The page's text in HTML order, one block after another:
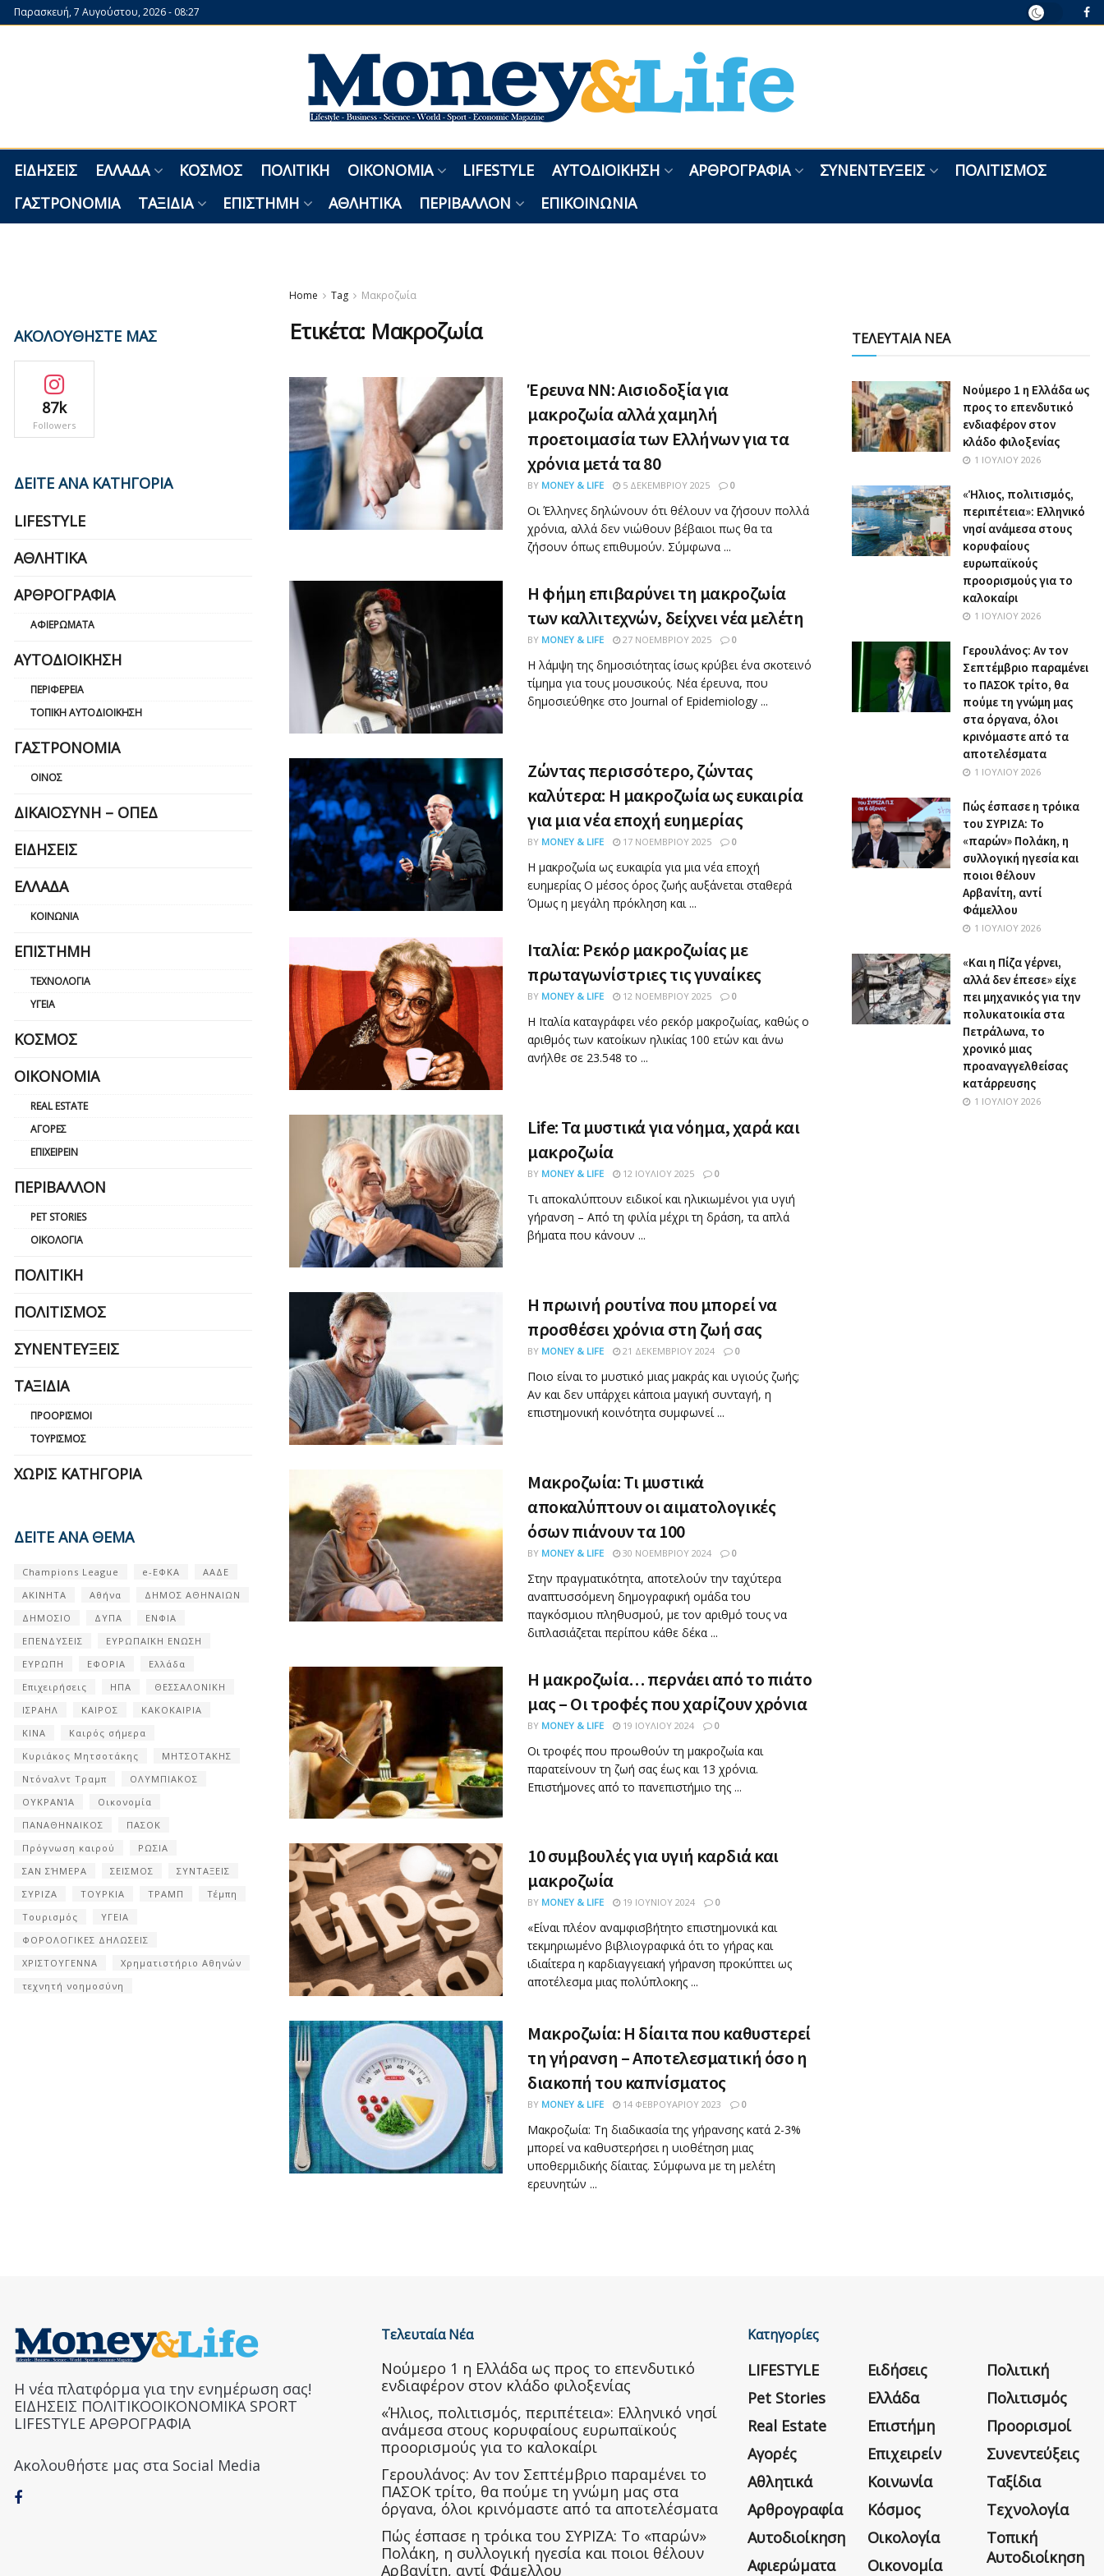
Παρασκευή, 7 Αυγούστου, 2026 - 08:27
ΕΙΔΉΣΕΙΣ ΕΛΛΆΔΑ ΚΌΣΜΟΣ ΠΟΛΙΤΙΚΉ ΟΙΚΟΝΟΜΊΑ LIFESTYLE ΑΥΤΟΔΙΟΊΚΗΣΗ ΑΡΘΡΟΓΡΑΦΊΑ ΣΥΝΕΝΤΕΎΞΕΙΣ
ΠΟΛΙΤΙΣΜΌΣ
ΓΑΣΤΡΟΝΟΜΊΑ
ΤΑΞΊΔΙΑ ΕΠΙΣΤΉΜΗ ΑΘΛΗΤΙΚΆ ΠΕΡΙΒΆΛΛΟΝ ΕΠΙΚΟΙΝΩΝΊΑ
Home Tag Μακροζωία
Ετικέτα: Μακροζωία
Έρευνα NN: Αισιοδοξία για
μακροζωία αλλά χαμηλή
προετοιμασία των Ελλήνων για τα
χρόνια μετά τα 80
BY MONEY & LIFE 5 ΔΕΚΕΜΒΡΊΟΥ 2025 0
Οι Έλληνες δηλώνουν ότι θέλουν να ζήσουν πολλά
χρόνια, αλλά δεν νιώθουν βέβαιοι πως θα τα
ζήσουν όπως επιθυμούν. Σύμφωνα ...
Η φήμη επιβαρύνει τη μακροζωία
των καλλιτεχνών, δείχνει νέα μελέτη
BY MONEY & LIFE 27 ΝΟΕΜΒΡΊΟΥ 2025 0
Η λάμψη της δημοσιότητας ίσως κρύβει ένα σκοτεινό
τίμημα για τους μουσικούς. Νέα έρευνα, που
δημοσιεύθηκε στο Journal of Epidemiology ...
Ζώντας περισσότερο, ζώντας
καλύτερα: Η μακροζωία ως ευκαιρία
για μια νέα εποχή ευημερίας
BY MONEY & LIFE 17 ΝΟΕΜΒΡΊΟΥ 2025 0
Η μακροζωία ως ευκαιρία για μια νέα εποχή
ευημερίας Ο μέσος όρος ζωής αυξάνεται σταθερά
Όμως η μεγάλη πρόκληση και ...
Ιταλία: Ρεκόρ μακροζωίας με
πρωταγωνίστριες τις γυναίκες
BY MONEY & LIFE 12 ΝΟΕΜΒΡΊΟΥ 2025 0
Η Ιταλία καταγράφει νέο ρεκόρ μακροζωίας, καθώς ο
αριθμός των κατοίκων ηλικίας 100 ετών και άνω
ανήλθε σε 23.548 το ...
Life: Τα μυστικά για νόημα, χαρά και
μακροζωία
BY MONEY & LIFE 12 ΙΟΥΛΊΟΥ 2025 0
Τι αποκαλύπτουν ειδικοί και ηλικιωμένοι για υγιή
γήρανση – Από τη φιλία μέχρι τη δράση, τα απλά
βήματα που κάνουν ...
Η πρωινή ρουτίνα που μπορεί να
προσθέσει χρόνια στη ζωή σας
BY MONEY & LIFE 21 ΔΕΚΕΜΒΡΊΟΥ 2024 0
Ποιο είναι το μυστικό μιας μακράς και υγιούς ζωής;
Αν και δεν υπάρχει κάποια μαγική συνταγή, η
επιστημονική κοινότητα συμφωνεί ...
Μακροζωία: Τι μυστικά
αποκαλύπτουν οι αιματολογικές
όσων πιάνουν τα 100
BY MONEY & LIFE 30 ΝΟΕΜΒΡΊΟΥ 2024 0
Στην πραγματικότητα, αποτελούν την ταχύτερα
αναπτυσσόμενη δημογραφική ομάδα του
παγκόσμιου πληθυσμού, με τον αριθμό τους να
διπλασιάζεται περίπου κάθε δέκα ...
Η μακροζωία… περνάει από το πιάτο
μας – Οι τροφές που χαρίζουν χρόνια
BY MONEY & LIFE 19 ΙΟΥΛΊΟΥ 2024 0
Οι τροφές που προωθούν τη μακροζωία και
παρατείνουν τη ζωή σας έως και 13 χρόνια.
Επιστήμονες από το πανεπιστήμιο της ...
10 συμβουλές για υγιή καρδιά και
μακροζωία
BY MONEY & LIFE 19 ΙΟΥΝΊΟΥ 2024 0
«Είναι πλέον αναμφισβήτητο επιστημονικά και
τεκμηριωμένο βιβλιογραφικά ότι το γήρας και
ιδιαίτερα η καρδιαγγειακή γήρανση προκύπτει ως
αποτέλεσμα μιας πολύπλοκης ...
Μακροζωία: Η δίαιτα που καθυστερεί
τη γήρανση – Αποτελεσματική όσο η
διακοπή του καπνίσματος
BY MONEY & LIFE 14 ΦΕΒΡΟΥΑΡΊΟΥ 2023 0
Μακροζωία: Τη διαδικασία της γήρανσης κατά 2-3%
μπορεί να καθυστερήσει η υιοθέτηση μιας
υποθερμιδικής δίαιτας. Σύμφωνα με τη μελέτη
ερευνητών ...
ΑΚΟΛΟΥΘΗΣΤΕ ΜΑΣ
87k
Followers
ΔΕΙΤΕ ΑΝΑ ΚΑΤΗΓΟΡΙΑ
LIFESTYLE
ΑΘΛΗΤΙΚΆ
ΑΡΘΡΟΓΡΑΦΊΑ
ΑΦΙΕΡΏΜΑΤΑ
ΑΥΤΟΔΙΟΊΚΗΣΗ
ΠΕΡΙΦΈΡΕΙΑ
ΤΟΠΙΚΉ ΑΥΤΟΔΙΟΊΚΗΣΗ
ΓΑΣΤΡΟΝΟΜΊΑ
ΟΊΝΟΣ
ΔΙΚΑΙΟΣΎΝΗ – ΟΠΕΔ
ΕΙΔΉΣΕΙΣ
ΕΛΛΆΔΑ
ΚΟΙΝΩΝΊΑ
ΕΠΙΣΤΉΜΗ
ΤΕΧΝΟΛΟΓΊΑ
ΥΓΕΊΑ
ΚΌΣΜΟΣ
ΟΙΚΟΝΟΜΊΑ
REAL ESTATE
ΑΓΟΡΈΣ
ΕΠΙΧΕΙΡΕΊΝ
ΠΕΡΙΒΆΛΛΟΝ
PET STORIES
ΟΙΚΟΛΟΓΊΑ
ΠΟΛΙΤΙΚΉ
ΠΟΛΙΤΙΣΜΌΣ
ΣΥΝΕΝΤΕΎΞΕΙΣ
ΤΑΞΊΔΙΑ
ΠΡΟΟΡΙΣΜΟΊ
ΤΟΥΡΙΣΜΌΣ
ΧΩΡΊΣ ΚΑΤΗΓΟΡΊΑ
ΔΕΙΤΕ ΑΝΑ ΘΕΜΑ
Champions League e-ΕΦΚΑ
ΑΑΔΕ
ΑΚΙΝΗΤΑ
Αθήνα
ΔΗΜΟΣ ΑΘΗΝΑΙΩΝ
ΔΗΜΟΣΙΟ
ΔΥΠΑ
ΕΝΦΙΑ
ΕΠΕΝΔΥΣΕΙΣ
ΕΥΡΩΠΑΪΚΗ ΕΝΩΣΗ
ΕΥΡΩΠΗ
ΕΦΟΡΙΑ
Ελλάδα
Επιχειρήσεις
ΗΠΑ
ΘΕΣΣΑΛΟΝΙΚΗ
ΙΣΡΑΗΛ
ΚΑΙΡΟΣ
ΚΑΚΟΚΑΙΡΙΑ
ΚΙΝΑ
Καιρός σήμερα
Κυριάκος Μητσοτάκης
ΜΗΤΣΟΤΑΚΗΣ
Ντόναλντ Τραμπ
ΟΛΥΜΠΙΑΚΟΣ
ΟΥΚΡΑΝΊΑ
Οικονομία
ΠΑΝΑΘΗΝΑΙΚΟΣ
ΠΑΣΟΚ
Πρόγνωση καιρού
ΡΩΣΙΑ
ΣΑΝ ΣΉΜΕΡΑ
ΣΕΙΣΜΟΣ
ΣΥΝΤΑΞΕΙΣ
ΣΥΡΙΖΑ
ΤΟΥΡΚΙΑ ΤΡΑΜΠ
Τέμπη
Τουρισμός
ΥΓΕΙΑ
ΦΟΡΟΛΟΓΙΚΕΣ ΔΗΛΩΣΕΙΣ
ΧΡΙΣΤΟΥΓΕΝΝΑ
Χρηματιστήριο Αθηνών
τεχνητή νοημοσύνη
ΤΕΛΕΥΤΑΙΑ ΝΕΑ
Nούμερο 1 η Ελλάδα ως
προς το επενδυτικό
ενδιαφέρον στον
κλάδο φιλοξενίας
1 ΙΟΥΛΊΟΥ 2026
«Ήλιος, πολιτισμός,
περιπέτεια»: Ελληνικό
νησί ανάμεσα στους
κορυφαίους
ευρωπαϊκούς
προορισμούς για το
καλοκαίρι
1 ΙΟΥΛΊΟΥ 2026
Γερουλάνος: Αν τον
Σεπτέμβριο παραμένει
το ΠΑΣΟΚ τρίτο, θα
πούμε τη γνώμη μας
στα όργανα, όλοι
κρινόμαστε από τα
αποτελέσματα
1 ΙΟΥΛΊΟΥ 2026
Πώς έσπασε η τρόικα
του ΣΥΡΙΖΑ: Το
«παρών» Πολάκη, η
συλλογική ηγεσία και
ποιοι θέλουν
Αρβανίτη, αντί
Φάμελλου
1 ΙΟΥΛΊΟΥ 2026
«Και η Πίζα γέρνει,
αλλά δεν έπεσε» είχε
πει μηχανικός για την
πολυκατοικία στα
Πετράλωνα, το
χρονικό μιας
προαναγγελθείσας
κατάρρευσης
1 ΙΟΥΛΊΟΥ 2026
Η νέα πλατφόρμα για την ενημέρωση σας!
ΕΙΔΗΣΕΙΣ ΠΟΛΙΤΙΚΟΟΙΚΟΝΟΜΙΚΑ SPORT
LIFESTYLE ΑΡΘΡΟΓΡΑΦΙΑ
Ακολουθήστε μας στα Social Media
Τελευταία Νέα
Nούμερο 1 η Ελλάδα ως προς το επενδυτικό
ενδιαφέρον στον κλάδο φιλοξενίας
«Ήλιος, πολιτισμός, περιπέτεια»: Ελληνικό νησί
ανάμεσα στους κορυφαίους ευρωπαϊκούς
προορισμούς για το καλοκαίρι
Γερουλάνος: Αν τον Σεπτέμβριο παραμένει το
ΠΑΣΟΚ τρίτο, θα πούμε τη γνώμη μας στα
όργανα, όλοι κρινόμαστε από τα αποτελέσματα
Πώς έσπασε η τρόικα του ΣΥΡΙΖΑ: Το «παρών»
Πολάκη, η συλλογική ηγεσία και ποιοι θέλουν
Αρβανίτη, αντί Φάμελλου
Κατηγορίες
LIFESTYLE
Pet Stories
Real Estate
Αγορές
Αθλητικά
Αρθρογραφία
Αυτοδιοίκηση
Αφιερώματα
Ειδήσεις
Ελλάδα
Επιστήμη
Επιχειρείν
Κοινωνία
Κόσμος
Οικολογία
Οικονομία
Πολιτική
Πολιτισμός
Προορισμοί
Συνεντεύξεις
Ταξίδια
Τεχνολογία
Τοπική
Αυτοδιοίκηση